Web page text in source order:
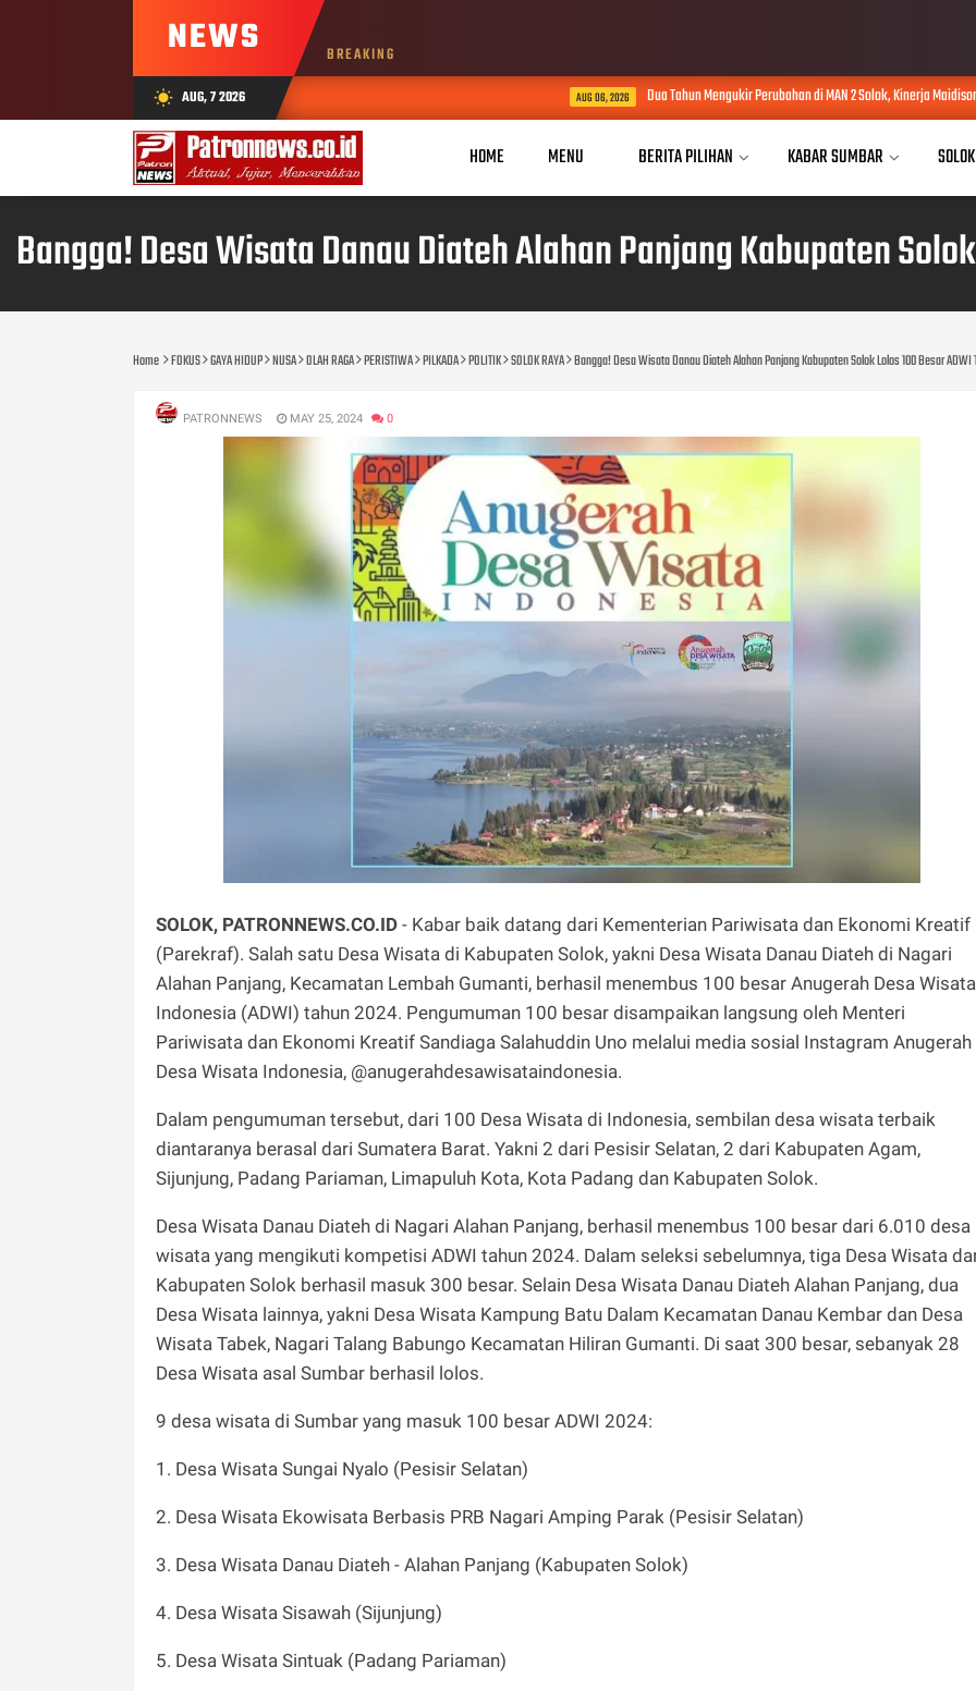
NEWS BREAKING
wb_sunny AUG, 7 2026 Dua Tahun Mengukir Perubahan di MAN 2 Solok, Kinerja Maidison Dinilai
HOME MENU BERITA PILIHAN KABAR SUMBAR
Bangga! Desa Wisata Danau Diateh Alahan Panjang Kabupaten
Home FOKUS GAYA HIDUP NUSA OLAH RAGA PERISTIWA PILKADA POLITIK SOLOK RAYA Bangga! Desa Wisata Danau Diateh Alahan Panjang Kabupaten Solok Lolos 100 Besar ADWI
PATRONNEWS MAY 25, 2024 0
SOLOK, PATRONNEWS.CO.ID - Kabar baik datang dari Kementerian Pariwisata dan Ekonomi Kreatif
(Parekraf). Salah satu Desa Wisata di Kabupaten Solok, yakni Desa Wisata Danau Diateh di Nagari
Alahan Panjang, Kecamatan Lembah Gumanti, berhasil menembus 100 besar Anugerah Desa Wisata
Indonesia (ADWI) tahun 2024. Pengumuman 100 besar disampaikan langsung oleh Menteri
Pariwisata dan Ekonomi Kreatif Sandiaga Salahuddin Uno melalui media sosial Instagram Anugerah
Desa Wisata Indonesia, @anugerahdesawisataindonesia.
Dalam pengumuman tersebut, dari 100 Desa Wisata di Indonesia, sembilan desa wisata terbaik
diantaranya berasal dari Sumatera Barat. Yakni 2 dari Pesisir Selatan, 2 dari Kabupaten Agam,
Sijunjung, Padang Pariaman, Limapuluh Kota, Kota Padang dan Kabupaten Solok.
Desa Wisata Danau Diateh di Nagari Alahan Panjang, berhasil menembus 100 besar dari 6.010 desa
wisata yang mengikuti kompetisi ADWI tahun 2024. Dalam seleksi sebelumnya, tiga Desa Wisata
Kabupaten Solok berhasil masuk 300 besar. Selain Desa Wisata Danau Diateh Alahan Panjang, dua
Desa Wisata lainnya, yakni Desa Wisata Kampung Batu Dalam Kecamatan Danau Kembar dan Desa
Wisata Tabek, Nagari Talang Babungo Kecamatan Hiliran Gumanti. Di saat 300 besar, sebanyak 28
Desa Wisata asal Sumbar berhasil lolos.
9 desa wisata di Sumbar yang masuk 100 besar ADWI 2024:
1. Desa Wisata Sungai Nyalo (Pesisir Selatan)
2. Desa Wisata Ekowisata Berbasis PRB Nagari Amping Parak (Pesisir Selatan)
3. Desa Wisata Danau Diateh - Alahan Panjang (Kabupaten Solok)
4. Desa Wisata Sisawah (Sijunjung)
5. Desa Wisata Sintuak (Padang Pariaman)